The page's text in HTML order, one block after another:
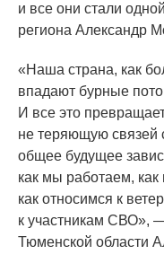
и все они стали
региона Александр
«Наша страна, как
впадают бурные
И все это
не теряющую связей
общее будущее
как мы работаем,
как относимся к
к участникам СВО»,
Тюменской области